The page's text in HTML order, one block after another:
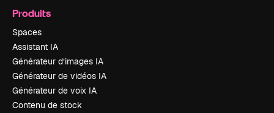
Produits
Spaces
Assistant IA
Générateur d’images IA
Générateur de vidéos IA
Générateur de voix IA
Contenu de stock